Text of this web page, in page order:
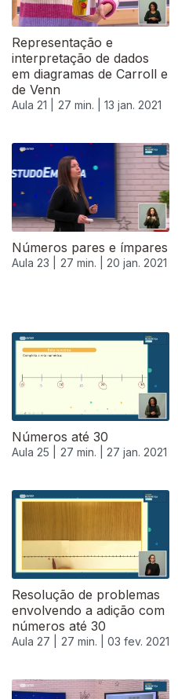
Representação e
interpretação de dados
em diagramas de Carroll e
de Venn
Aula 21 | 27 min. | 13 jan. 2021
Números pares e ímpares
Aula 23 | 27 min. | 20 jan. 2021
519346
Números até 30
Aula 25 | 27 min. | 27 jan. 2021
Resolução de problemas
envolvendo a adição com
números até 30
Aula 27 | 27 min. | 03 fev. 2021